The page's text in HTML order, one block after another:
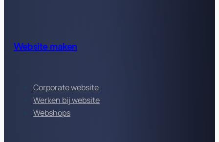
Website maken
Corporate website
Werken bij website
Webshops